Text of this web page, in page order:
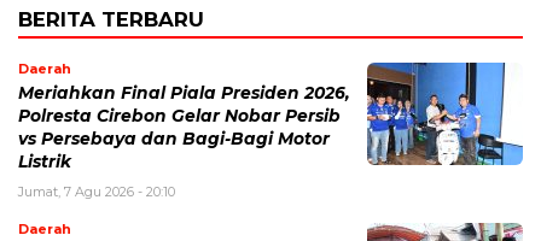
BERITA TERBARU
Daerah
Meriahkan Final Piala Presiden 2026,
Polresta Cirebon Gelar Nobar Persib
vs Persebaya dan Bagi-Bagi Motor
Listrik
Jumat, 7 Agu 2026 - 20:10
Daerah